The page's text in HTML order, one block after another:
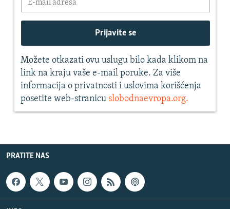
PRATITE NAS